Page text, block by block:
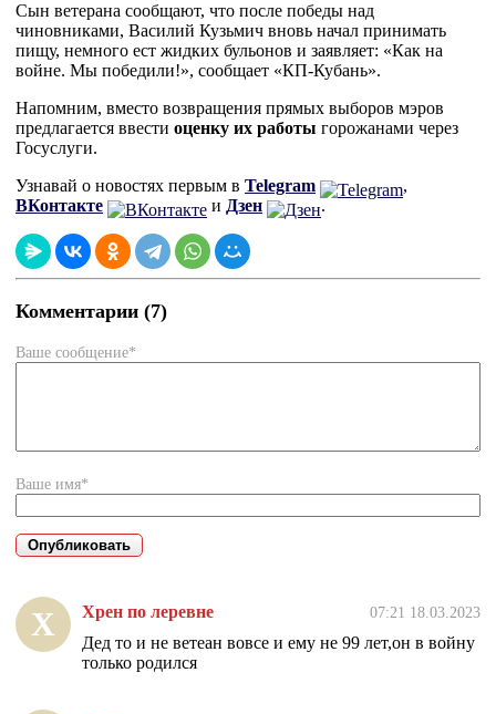
Сын ветерана сообщают, что после победы над
чиновниками, Василий Кузьмич вновь начал принимать
пищу, немного ест жидких бульонов и заявляет: «Как на
войне. Мы победили!», сообщает «КП-Кубань».
Напомним, вместо возвращения прямых выборов мэров
предлагается ввести оценку их работы горожанами через
Госуслуги.
Узнавай о новостях первым в Telegram
,
ВКонтакте
и Дзен .
Комментарии (7)
Ваше сообщение*
Ваше имя*
Х Хрен по леревне 07:21 18.03.2023
Дед то и не ветеан вовсе и ему не 99 лет,он в войну
только родился